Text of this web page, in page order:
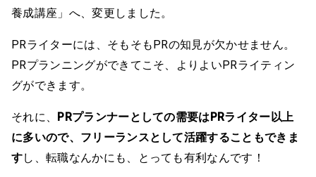
養成講座」へ、変更しました。
PRライターには、そもそもPRの知見が欠かせません。
PRプランニングができてこそ、よりよいPRライティン
グができます。
それに、 PRプランナーとしての需要はPRライター以上
に多いので、フリーランスとして活躍することもできま
すし、転職なんかにも、とっても有利なんです！